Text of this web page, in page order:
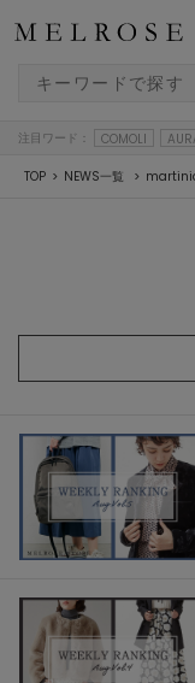
注目ワード： COMOLI
TOP NEWS一覧